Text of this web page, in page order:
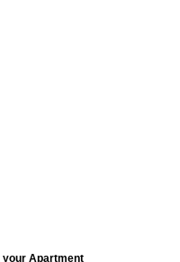
your Apartment